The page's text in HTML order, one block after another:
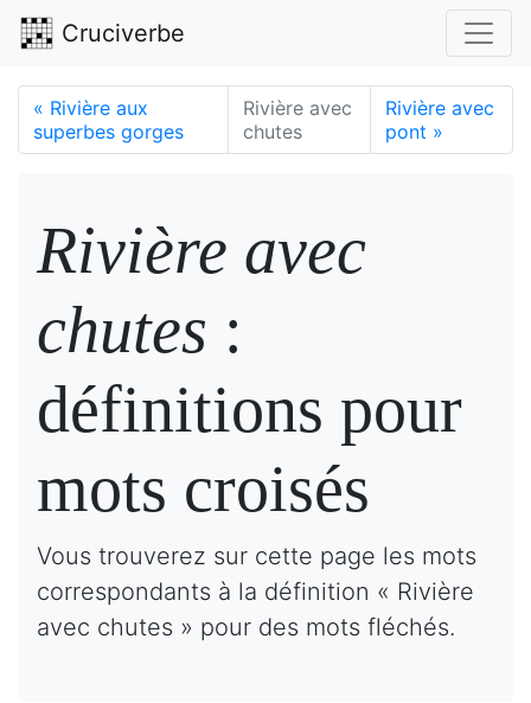
Cruciverbe
« Rivière aux
superbes gorges
Rivière avec
chutes
Rivière avec
pont »
Rivière avec
chutes :
définitions pour
mots croisés
Vous trouverez sur cette page les mots
correspondants à la définition « Rivière
avec chutes » pour des mots fléchés.